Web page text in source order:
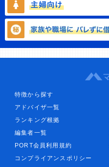
特徴から探す
アドバイザ一覧
ランキング根拠
編集者一覧
PORT会員利用規約
コンプライアンスポリシー